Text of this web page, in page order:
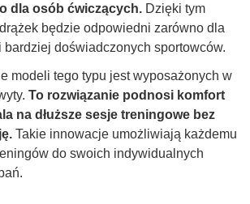
dla osób ćwiczących. Dzięki tym
będzie odpowiedni zarówno dla
bardziej doświadczonych sportowców.
modeli tego typu jest wyposażonych w
To rozwiązanie podnosi komfort
na dłuższe sesje treningowe bez
Takie innowacje umożliwiają każdemu
do swoich indywidualnych